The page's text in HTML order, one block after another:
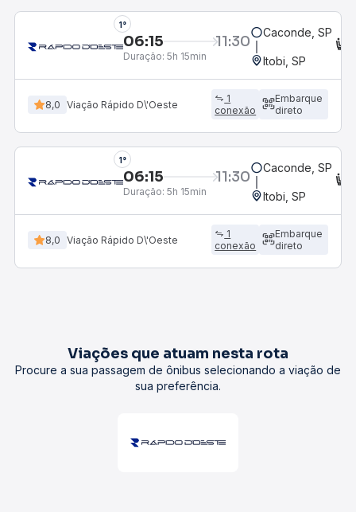
1°
06:15 11:30
Duração: 5h 15min
Caconde, SP
Itobi, SP
8,0 Viação Rápido D\'Oeste
1
conexão
Embarque
direto
1°
06:15 11:30
Duração: 5h 15min
Caconde, SP
Itobi, SP
8,0 Viação Rápido D\'Oeste
1
conexão
Embarque
direto
Viações que atuam nesta rota
Procure a sua passagem de ônibus selecionando a viação de
sua preferência.